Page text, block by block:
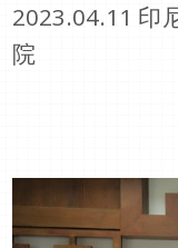
2023.04.11 印
院